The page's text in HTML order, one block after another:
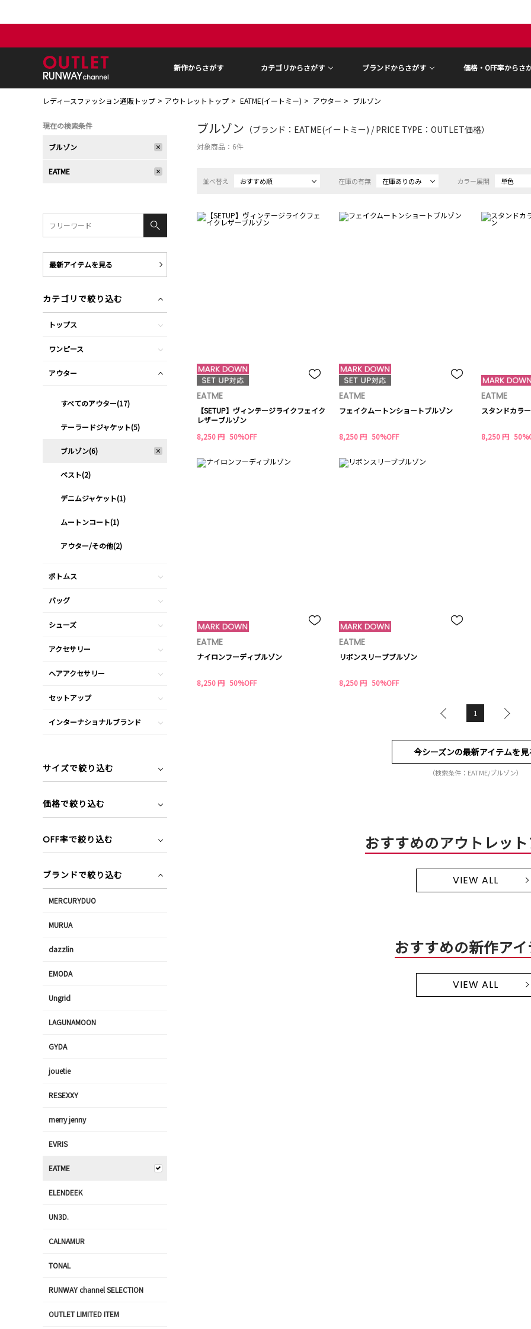
新作からさがす カテゴリからさがす ブランドからさがす 価格・OFF率からさ
レディースファッション通販トップ アウトレットトップ EATME(イートミー) アウター ブルゾン
ブルゾン （ブランド：EATME(イートミー) / PRICE TYPE：OUTLET価格）
対象商品： 6件
並べ替え おすすめ順 在庫の有無 在庫ありのみ カラー展開 単色
EATME
【SETUP】ヴィンテージライクフェイク
レザーブルゾン
8,250 円 50%OFF
EATME
フェイクムートンショートブルゾン
8,250 円 50%OFF
EATME
スタンドカラ
8,250 円
EATME
ナイロンフーディブルゾン
8,250 円 50%OFF
EATME
リボンスリーブブルゾン
8,250 円 50%OFF
1
今シーズンの最新アイテムを見
（検索条件：EATME/ブルゾン）
おすすめのアウトレッ
VIEW ALL
おすすめの新作ア
VIEW ALL
現在の検索条件
ブルゾン
EATME
最新アイテムを見る
カテゴリで絞り込む
トップス
ワンピース
アウター
すべてのアウター(17)
テーラードジャケット(5)
ブルゾン(6)
ベスト(2)
デニムジャケット(1)
ムートンコート(1)
アウター/その他(2)
ボトムス
バッグ
シューズ
アクセサリー
ヘアアクセサリー
セットアップ
インターナショナルブランド
サイズで絞り込む
価格で絞り込む
OFF率で絞り込む
ブランドで絞り込む
MERCURYDUO
MURUA
dazzlin
EMODA
Ungrid
LAGUNAMOON
GYDA
jouetie
RESEXXY
merry jenny
EVRIS
EATME
ELENDEEK
UN3D.
CALNAMUR
TONAL
RUNWAY channel SELECTION
OUTLET LIMITED ITEM